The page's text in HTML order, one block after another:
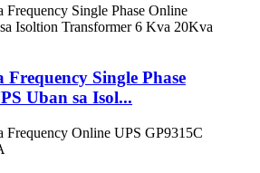
Frequency Single Phase
Uban sa Isol...